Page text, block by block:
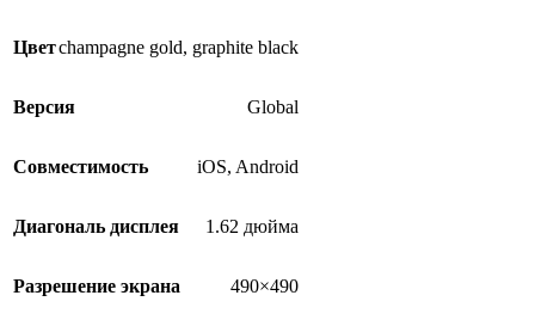
Цветchampagne gold, graphite black
Версия Global
Совместимость iOS, Android
Диагональ дисплея 1.62 дюйма
Разрешение экрана 490×490